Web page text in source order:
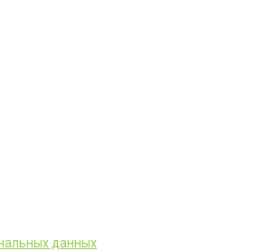
данных